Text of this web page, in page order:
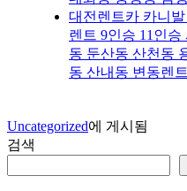
대전렌트카 카니
렌트 9인승 11인
동 둔산동 산천동
동 산내동 변동렌
Uncategorized에 게시됨
검색